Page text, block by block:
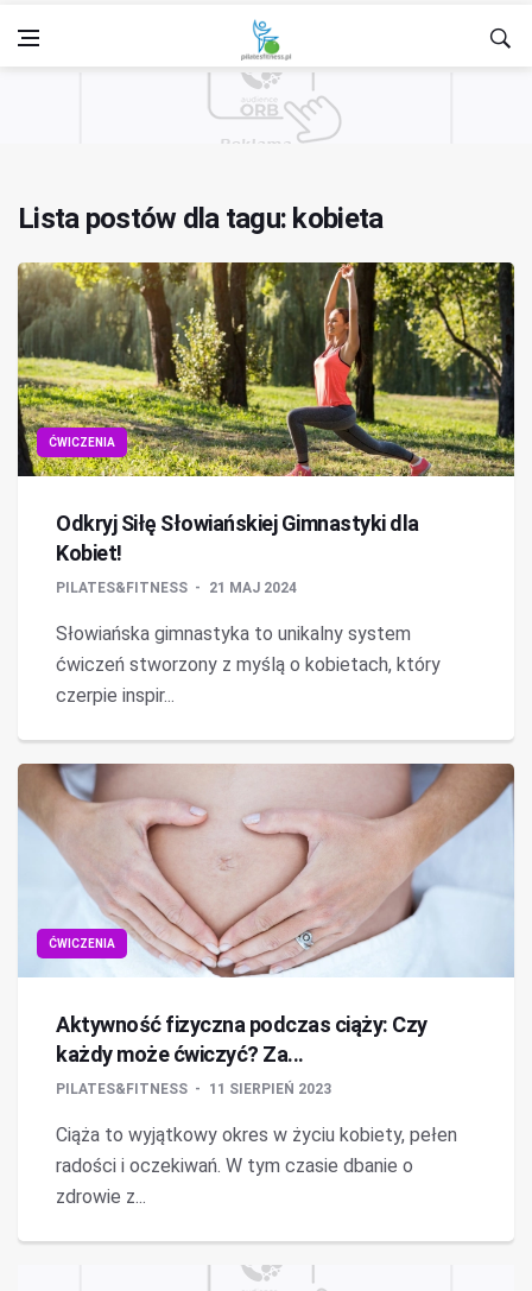
Lista postów dla tagu: kobieta
ĆWICZENIA
Odkryj Siłę Słowiańskiej Gimnastyki dla
Kobiet!
PILATES&FITNESS 21 MAJ 2024
Słowiańska gimnastyka to unikalny system
ćwiczeń stworzony z myślą o kobietach, który
czerpie inspir...
ĆWICZENIA
Aktywność fizyczna podczas ciąży: Czy
każdy może ćwiczyć? Za...
PILATES&FITNESS 11 SIERPIEŃ 2023
Ciąża to wyjątkowy okres w życiu kobiety, pełen
radości i oczekiwań. W tym czasie dbanie o
zdrowie z...